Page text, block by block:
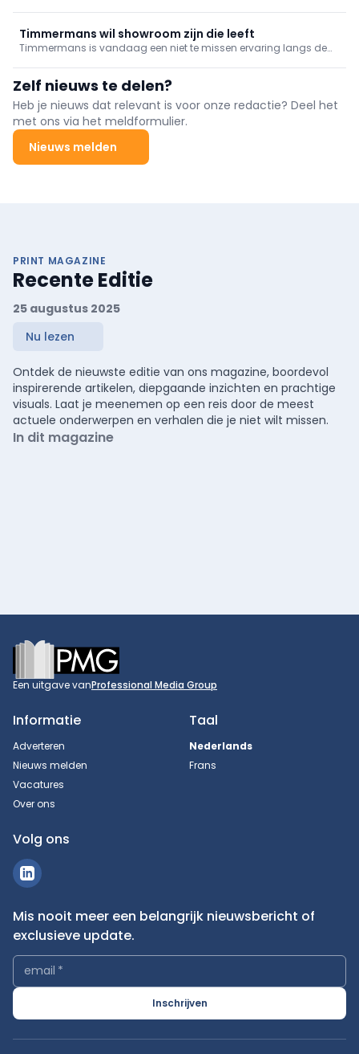
decennium in loondienst bij een schoenmakerij gewerkt te
hebben en vervolgens een carrièreswitch gemaakt te hebben,
besloot hij vier jaar geleden zijn eigen schoenmakerij in Lier te
openen. Een gewaagde sprong, maar een waar hij nog geen
dag spijt over gehad heeft.
Timmermans wil showroom zijn die leeft
Timmermans is vandaag een niet te missen ervaring langs de
Timmermans is een begrip in Sint-Niklaas en ver daarbuiten.
Zelf nieuws te delen?
Heb je nieuws dat relevant is voor onze redactie? Deel het
met ons via het meldformulier.
Nieuws melden
PRINT MAGAZINE
Recente Editie
25 augustus 2025
Nu lezen
Ontdek de nieuwste editie van ons magazine, boordevol
inspirerende artikelen, diepgaande inzichten en prachtige
visuals. Laat je meenemen op een reis door de meest
actuele onderwerpen en verhalen die je niet wilt missen.
In dit magazine
Footer
Een uitgave vanProfessional Media Group
Informatie
Adverteren
Nieuws melden
Vacatures
Over ons
Taal
Nederlands
Frans
Volg ons
Mis nooit meer een belangrijk nieuwsbericht of
exclusieve update.
email *
Inschrijven